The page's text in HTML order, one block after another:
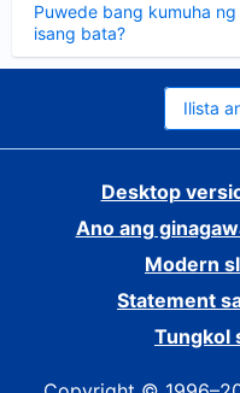
Puwede bang kumuha
isang bata?
ang
sagot
Ilista
Desktop
Ano ang
Modern
Statement
Tungkol